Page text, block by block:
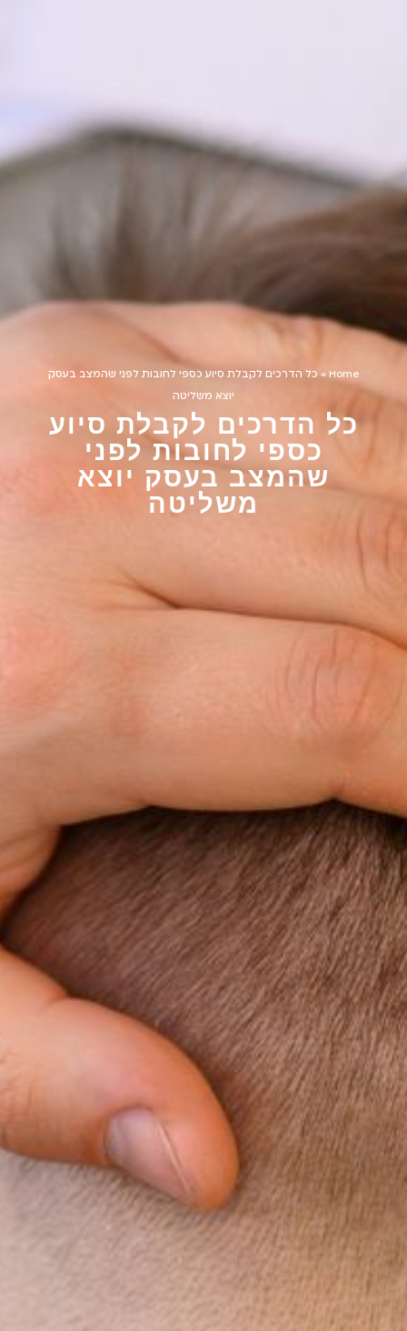
Home
» כל הדרכים לקבלת סיוע כספי לחובות לפני שהמצב בעסק
יוצא משליטה
כל הדרכים לקבלת סיוע
כספי לחובות לפני
שהמצב בעסק יוצא
משליטה